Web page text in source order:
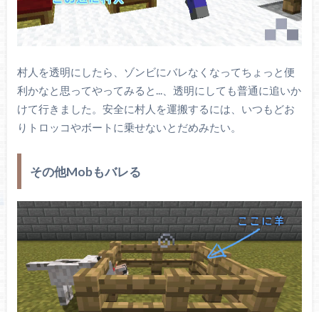
村人を透明にしたら、ゾンビにバレなくなってちょっと便
利かなと思ってやってみると...、透明にしても普通に追いか
けて行きました。安全に村人を運搬するには、いつもどお
りトロッコやボートに乗せないとだめみたい。
その他Mobもバレる